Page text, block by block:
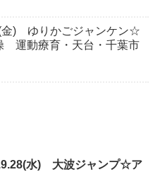
金) ゆりかごジャンケン☆
運動療育・天台・千葉市
水) 大波ジャンプ☆ア